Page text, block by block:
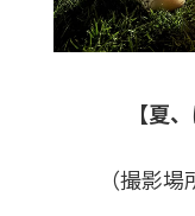
【夏
（撮影